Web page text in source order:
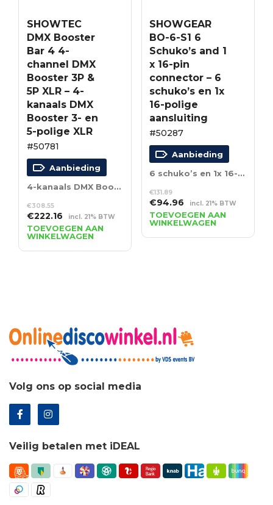
SHOWTEC
DMX Booster
Bar 4 4-
channel DMX
Booster 3P &
5P XLR – 4-
kanaals DMX
Booster 3- en
5-polige XLR
#50781
Aanbieding
4-kanaals DMX Booster 3- en 5-polige XLR
€308.55
Oorspronkelijke
prijs
was:
€308.55.
€222.16Huidige
prijs
is:
€222.16.
incl. 21% BTW
TOEVOEGEN AAN
WINKELWAGEN
SHOWGEAR
BO-6-S1 6
Schuko’s and 1
x 16-pin
connector – 6
schuko’s en 1x
16-polige
aansluiting
#50287
Aanbieding
6 schuko’s en 1x 16-polige aansluiting
€131.89
Oorspronkelijke
prijs
was:
€131.89.
€94.96 Huidige
prijs
is:
€94.96.
incl. 21% BTW
TOEVOEGEN AAN
WINKELWAGEN
Volg ons op social media
Veilig betalen met iDEAL